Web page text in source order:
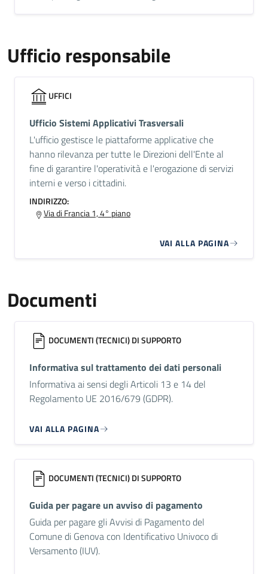
Ufficio responsabile
UFFICI
Ufficio Sistemi Applicativi Trasversali
L'ufficio gestisce le piattaforme applicative che
hanno rilevanza per tutte le Direzioni dell'Ente al
fine di garantire l'operatività e l'erogazione di servizi
interni e verso i cittadini.
INDIRIZZO:
Via di Francia 1, 4° piano
VAI ALLA PAGINA
Documenti
DOCUMENTI (TECNICI) DI SUPPORTO
Informativa sul trattamento dei dati personali
Informativa ai sensi degli Articoli 13 e 14 del
Regolamento UE 2016/679 (GDPR).
VAI ALLA PAGINA
DOCUMENTI (TECNICI) DI SUPPORTO
Guida per pagare un avviso di pagamento
Guida per pagare gli Avvisi di Pagamento del
Comune di Genova con Identificativo Univoco di
Versamento (IUV).